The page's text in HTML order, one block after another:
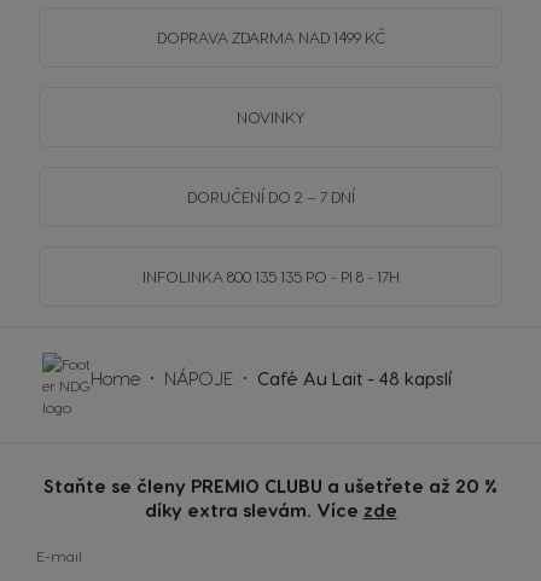
DOPRAVA ZDARMA NAD 1499 KČ
NOVINKY
DORUČENÍ DO 2 – 7 DNÍ
INFOLINKA 800 135 135 PO - PI 8 - 17H
Staňte se členy PREMIO CLUBU a ušetřete až 20 %
díky extra slevám. Více zde
E-mail
Home NÁPOJE Café Au Lait - 48 kapslí